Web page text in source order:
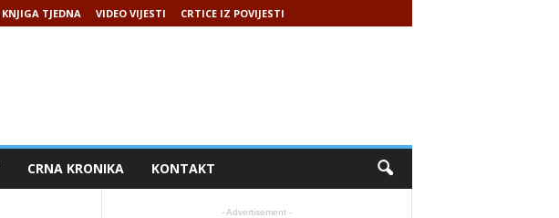
KNJIGA TJEDNA VIDEO VIJESTI CRTICE IZ POVIJESTI
CRNA KRONIKA KONTAKT
- Advertisement -